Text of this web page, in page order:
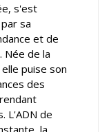
s'est
sa
et de
Née de la
puise son
des
L'ADN de
la